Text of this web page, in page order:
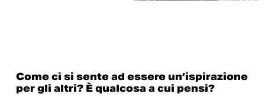
Come ci si sente ad essere un’ispirazione
per gli altri? È qualcosa a cui pensi?